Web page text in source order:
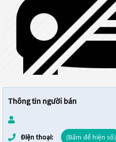
Thông tin người bán
Điện thoại: (Bấm để hiện số)